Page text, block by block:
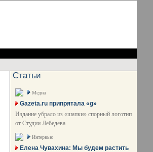
Статьи
Медиа
Gazeta.ru припрятала «g»
Издание убрало из «шапки» спорный логотип
от Студии Лебедева
Интервью
Елена Чувахина: Мы будем растить